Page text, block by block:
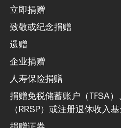
立即捐赠
致敬或纪念捐赠
遗赠
企业捐赠
人寿保险捐赠
捐赠免税储蓄账户（TFSA
（RRSP）或注册退休收入基